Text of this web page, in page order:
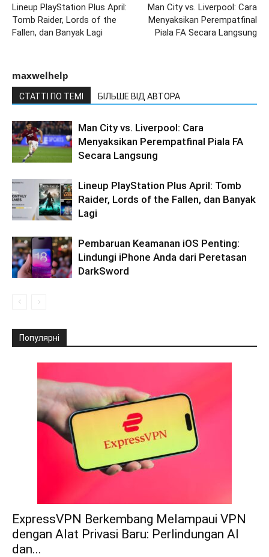
Lineup PlayStation Plus April:
Tomb Raider, Lords of the
Fallen, dan Banyak Lagi
Man City vs. Liverpool: Cara
Menyaksikan Perempatfinal
Piala FA Secara Langsung
maxwelhelp
СТАТТІ ПО ТЕМІ БІЛЬШЕ ВІД АВТОРА
Man City vs. Liverpool: Cara
Menyaksikan Perempatfinal Piala FA
Secara Langsung
Lineup PlayStation Plus April: Tomb
Raider, Lords of the Fallen, dan Banyak
Lagi
Pembaruan Keamanan iOS Penting:
Lindungi iPhone Anda dari Peretasan
DarkSword
Популярні
ExpressVPN Berkembang Melampaui VPN
dengan Alat Privasi Baru: Perlindungan AI
dan...